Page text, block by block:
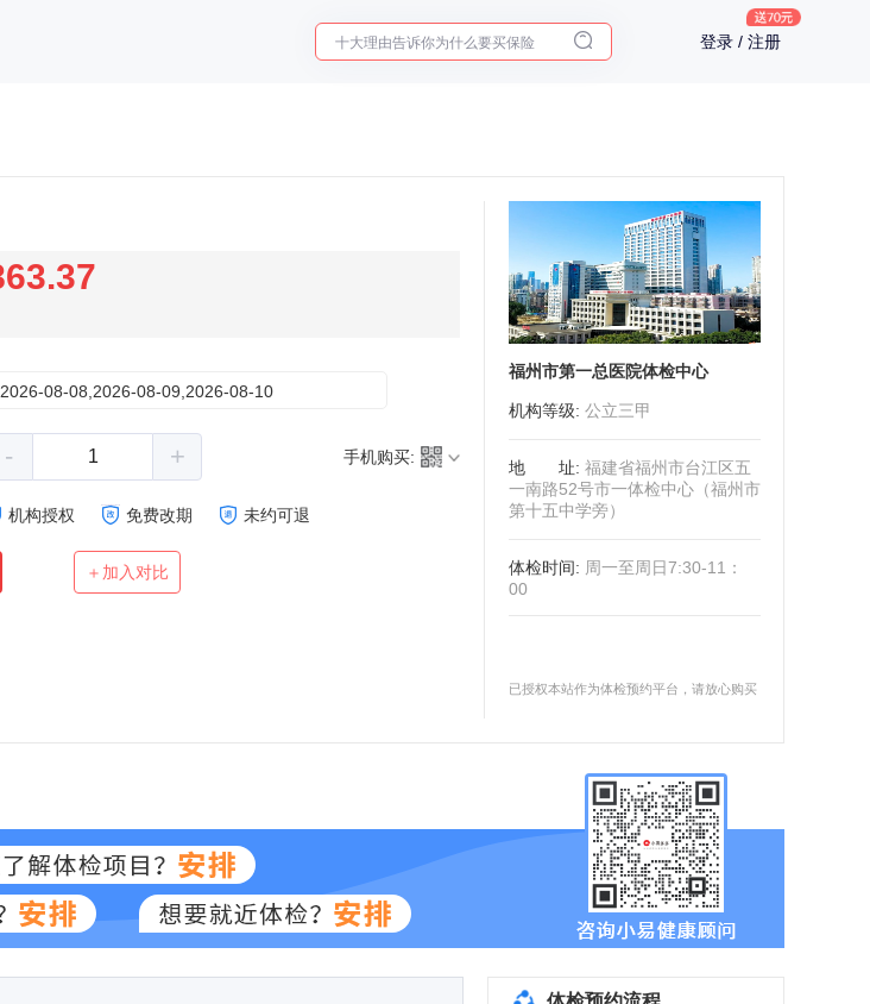
十大理由告诉你为什么要买保险 登录 / 注册
2026-08-08,2026-08-09,2026-08-10
- + 手机购买:
机构授权 免费改期 未约可退
＋加入对比
福州市第一总医院体检中心
机构等级: 公立三甲
地址: 福建省福州市台江区五
一南路52号市一体检中心（福州市
第十五中学旁）
体检时间: 周一至周日7:30-11：
00
已授权本站作为体检预约平台，请放心购买